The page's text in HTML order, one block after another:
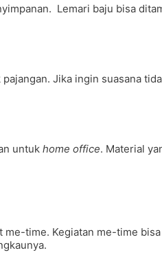
Lemari baju bisa
Jika ingin suasana
untuk home office. Material
time. Kegiatan me-time